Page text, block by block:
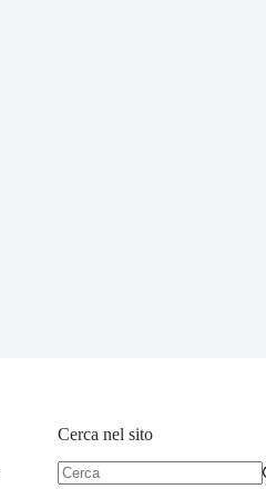
Cerca nel sito